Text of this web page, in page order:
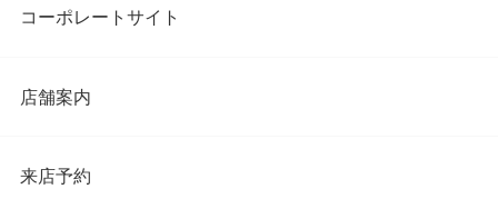
コーポレートサイト
店舗案内
来店予約